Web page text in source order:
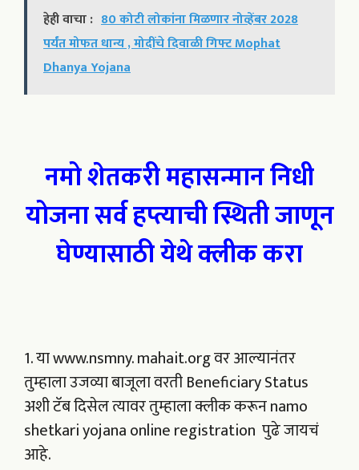
हेही वाचा : 80 कोटी लोकांना मिळणार नोव्हेंबर 2028
पर्यंत मोफत धान्य , मोदींचे दिवाळी गिफ्ट Mophat
Dhanya Yojana
नमो शेतकरी महासन्मान निधी
योजना सर्व हप्त्याची स्थिती जाणून
घेण्यासाठी येथे क्लीक करा
1. या www.nsmny. mahait.org वर आल्यानंतर
तुम्हाला उजव्या बाजूला वरती Beneficiary Status
अशी टॅब दिसेल त्यावर तुम्हाला क्लीक करून namo
shetkari yojana online registration पुढे जायचं
आहे.